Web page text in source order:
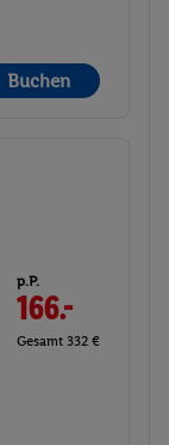
Buchen
p.P.
166.-
Gesamt 332 €